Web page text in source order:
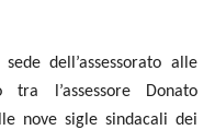
dell’assessorato alle
tra l’assessore Donato
nove sigle sindacali dei